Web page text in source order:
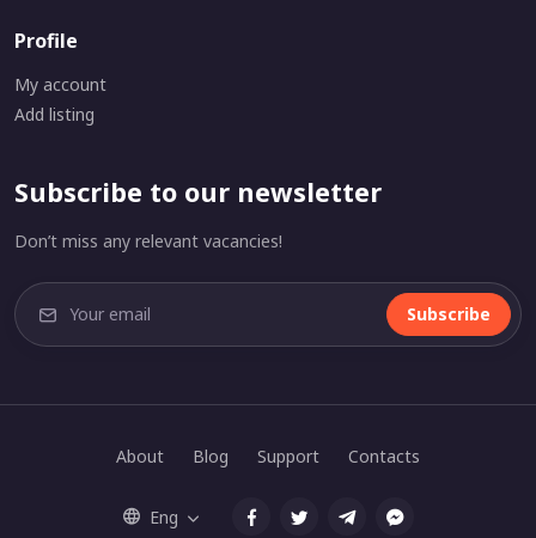
Profile
My account
Add listing
Subscribe to our newsletter
Don’t miss any relevant vacancies!
Subscribe
About Blog Support Contacts
Eng